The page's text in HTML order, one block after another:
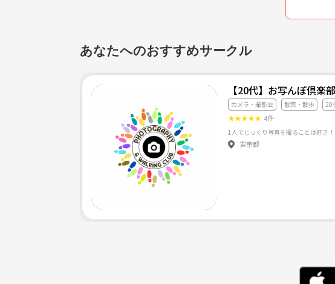
(初めてイベントにご参加されるまでは、つなげーと内でメッセージ
あなたへのおすすめサークル
【20代】お写んぽ倶楽部
カメラ・撮影会 散策・散歩 20
★★★★★ 4件
東京都